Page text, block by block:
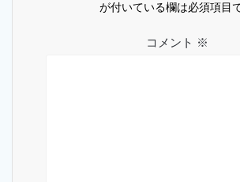
が付いている欄は必須項目
コメント ※